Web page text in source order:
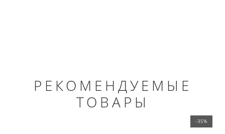
РЕКОМЕНДУЕМЫЕ
ТОВАРЫ
-35%